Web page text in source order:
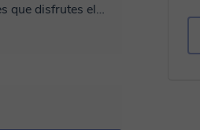
que disfrutes el
obstáculo,